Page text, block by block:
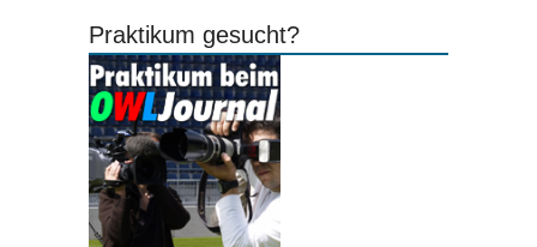
Praktikum gesucht?